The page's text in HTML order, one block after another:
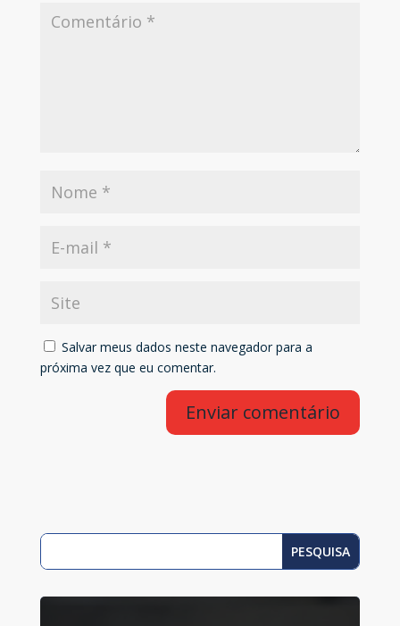
Salvar meus dados neste navegador para a
próxima vez que eu comentar.
Enviar comentário